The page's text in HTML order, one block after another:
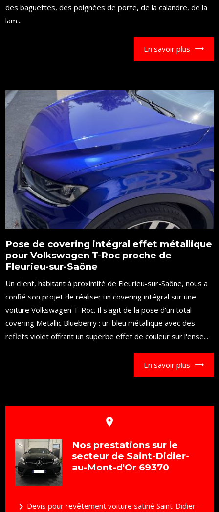
des baguettes, des poignées de porte, de la calandre, de la
lam...
En savoir plus
Pose de covering intégral effet métallique
pour Volkswagen T-Roc proche de
Fleurieu-sur-Saône
Un client, habitant à proximité de Fleurieu-sur-Saône, nous a
confié son projet de réaliser un covering intégral sur une
voiture Volkswagen T-Roc. Il s'agit de la pose d'un total
covering Metallic Blueberry : un bleu métallique avec des
reflets violet offrant un superbe effet de couleur sur l'ense...
En savoir plus
place
Nos prestations sur le
secteur de Saint-Didier-
au-Mont-d'Or 69370
navigate_next Devis pour revêtement voiture satiné Saint-Didier-